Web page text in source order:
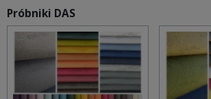
Próbniki DAS